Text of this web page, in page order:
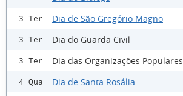
3 Ter Dia de São Gregório Magno
3 Ter Dia do Guarda Civil
3 Ter Dia das Organizações Populares
4 Qua Dia de Santa Rosália